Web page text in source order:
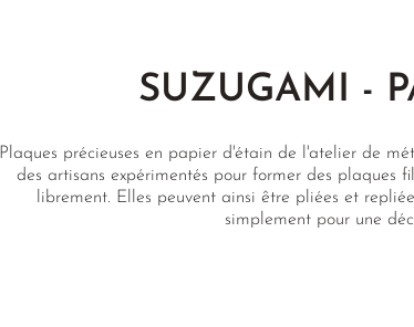
SUZUGAMI -
Plaques précieuses en papier d'étain de l'atelier de
des artisans expérimentés pour former des plaques
librement. Elles peuvent ainsi être pliées et
simplement pour une